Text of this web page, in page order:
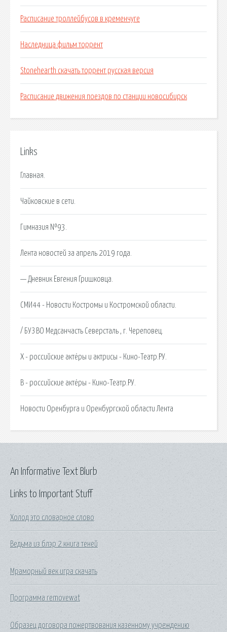
Расписание троллейбусов в кременчуге
Наследница фильм торрент
Stonehearth скачать торрент русская версия
Расписание движения поездов по станции новосибирск
Links
Главная.
Чайковские в сети.
Гимназия №93.
Лента новостей за апрель 2019 года.
— Дневник Евгения Гришковца.
СМИ44 - Новости Костромы и Костромской области.
/ БУЗ ВО Медсанчасть Северсталь , г. Череповец.
Х - российские актёры и актрисы - Кино-Театр.РУ.
В - российские актёры - Кино-Театр.РУ.
Новости Оренбурга и Оренбургской области Лента
Links to Important Stuff
Холод это словарное слово
Ведьма из блэр 2 книга теней
Мраморный век игра скачать
Программа removewat
Образец договора пожертвования казенному учреждению
An Informative Text Blurb